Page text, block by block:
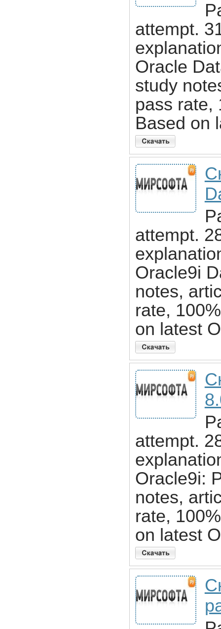
attempt.
Oracle
study
pass rate,
Based on
attempt.
Oracle9i
notes,
rate,
on latest
attempt.
Oracle9i:
notes,
rate,
on latest